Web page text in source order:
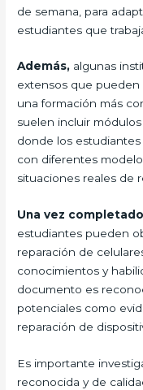
de semana, para
estudiantes que
Además, algunas
extensos que pueden
una formación más
suelen incluir
donde los
con diferentes
situaciones reales de
Una vez
estudiantes pueden
reparación de
conocimientos y
documento es
potenciales como
reparación de
Es importante
reconocida y de